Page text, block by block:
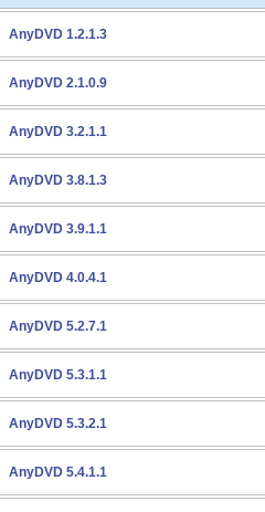
AnyDVD 1.2.1.3
AnyDVD 2.1.0.9
AnyDVD 3.2.1.1
AnyDVD 3.8.1.3
AnyDVD 3.9.1.1
AnyDVD 4.0.4.1
AnyDVD 5.2.7.1
AnyDVD 5.3.1.1
AnyDVD 5.3.2.1
AnyDVD 5.4.1.1